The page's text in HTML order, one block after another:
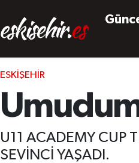
ESKIŞEHIR
U11 ACADEMY CUP
SEVİNCİ YAŞADI.